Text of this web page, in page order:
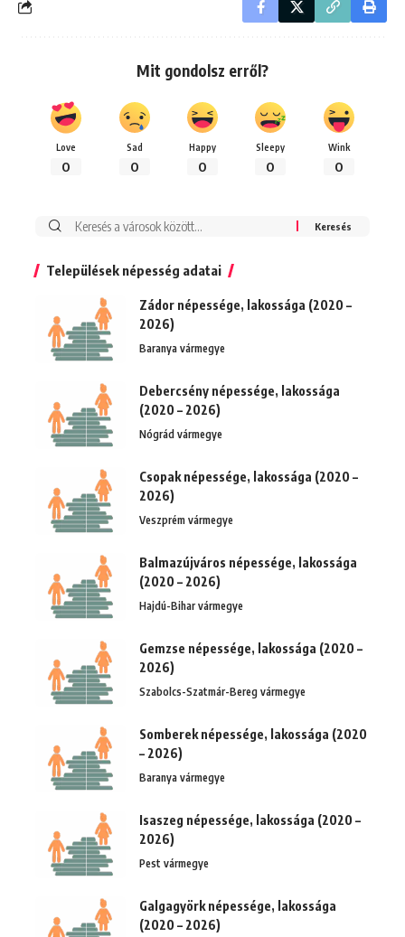
Mit gondolsz erről?
Love
0
Sad
0
Happy
0
Sleepy
0
Wink
0
Keresés:
Települések népesség adatai
Zádor népessége, lakossága (2020 –
2026)
Baranya vármegye
Debercsény népessége, lakossága
(2020 – 2026)
Nógrád vármegye
Csopak népessége, lakossága (2020 –
2026)
Veszprém vármegye
Balmazújváros népessége, lakossága
(2020 – 2026)
Hajdú-Bihar vármegye
Gemzse népessége, lakossága (2020 –
2026)
Szabolcs-Szatmár-Bereg vármegye
Somberek népessége, lakossága (2020
– 2026)
Baranya vármegye
Isaszeg népessége, lakossága (2020 –
2026)
Pest vármegye
Galgagyörk népessége, lakossága
(2020 – 2026)